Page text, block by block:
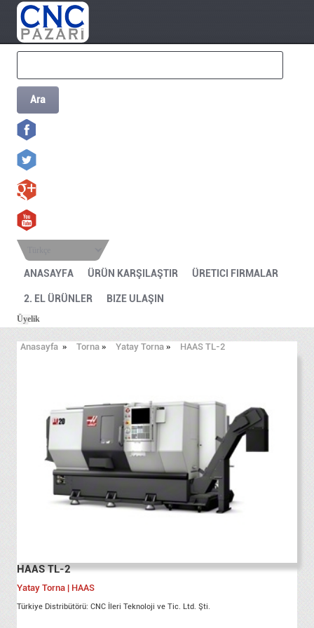
Ara
ANASAYFA ÜRÜN KARŞILAŞTIR ÜRETICI FIRMALAR
2. EL ÜRÜNLER BIZE ULAŞIN
Üyelik
Anasayfa » Torna » Yatay Torna » HAAS TL-2
HAAS TL-2
Yatay Torna | HAAS
Türkiye Distribütörü: CNC İleri Teknoloji ve Tic. Ltd. Şti.